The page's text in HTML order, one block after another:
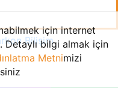
için internet
Detaylı bilgi almak için
Metnimizi
Bilişim